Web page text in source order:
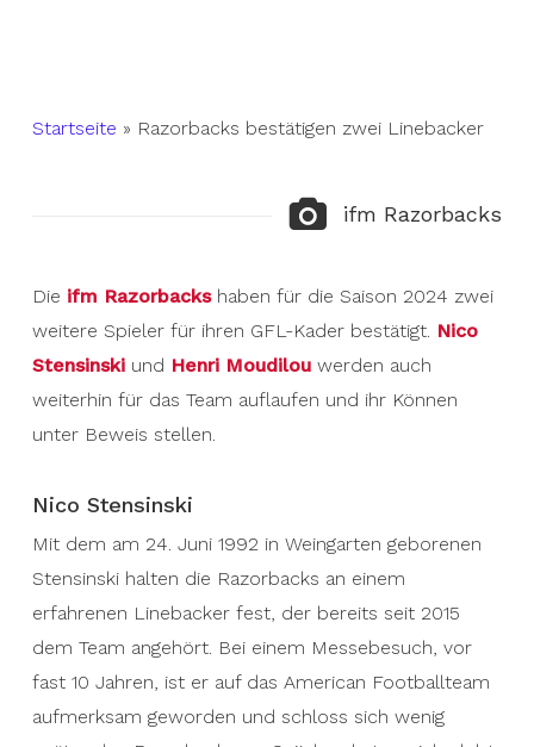
Startseite » Razorbacks bestätigen zwei Linebacker
ifm Razorbacks
Die ifm Razorbackshaben für die Saison 2024 zwei
weitere Spieler für ihren GFL-Kader bestätigt. Nico
Stensinskiund Henri Moudilouwerden auch
weiterhin für das Team auflaufen und ihr Können
unter Beweis stellen.
Nico Stensinski
Mit dem am 24. Juni 1992 in Weingarten geborenen
Stensinski halten die Razorbacks an einem
erfahrenen Linebacker fest, der bereits seit 2015
dem Team angehört. Bei einem Messebesuch, vor
fast 10 Jahren, ist er auf das American Footballteam
aufmerksam geworden und schloss sich wenig